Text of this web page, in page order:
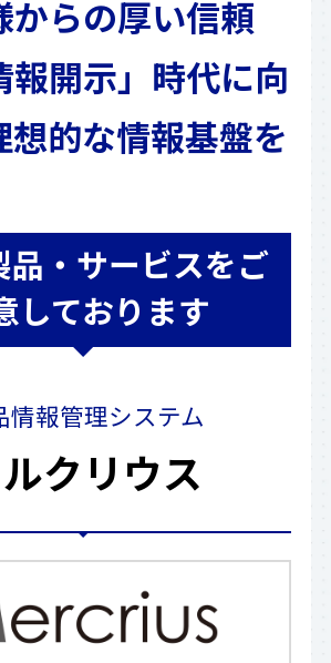
からの厚い信頼
報開示」時代に向
想的な情報基盤を
品・サービスをご
しております
情報管理システム
クリウス